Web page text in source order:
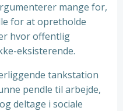
mange for,
for at opretholde
hvor offentlig
eksisterende.
tankstation
pendle til arbejde,
deltage i sociale